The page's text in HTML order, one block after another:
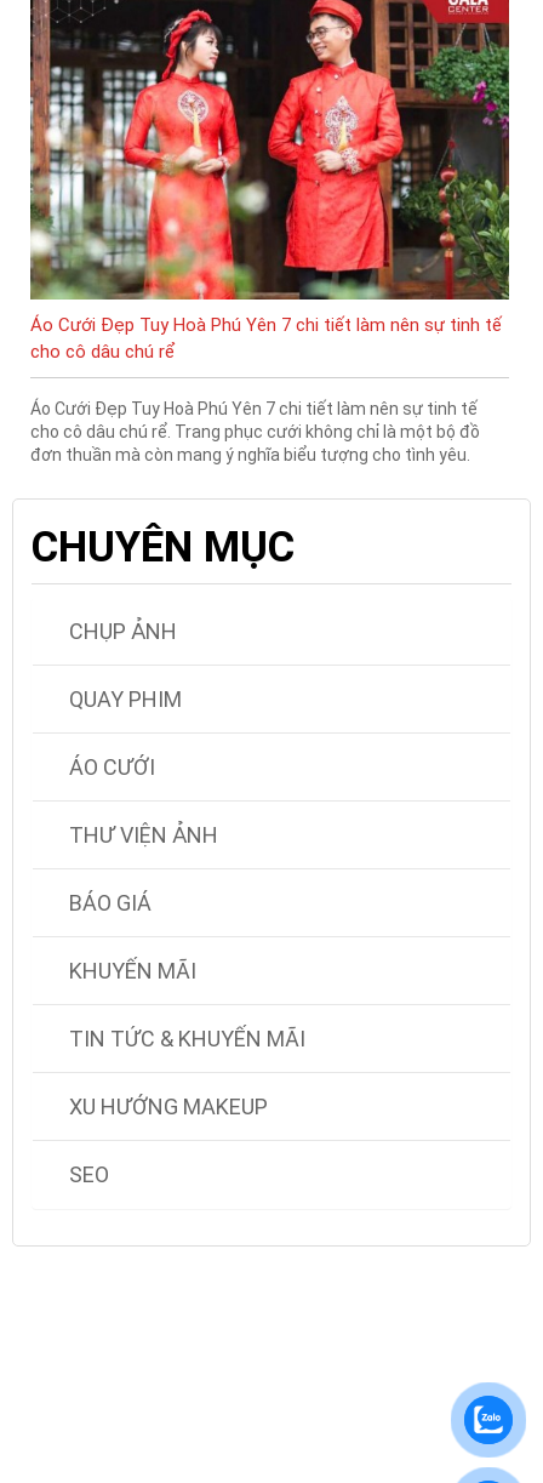
Áo Cưới Đẹp Tuy Hoà Phú Yên 7 chi tiết làm nên sự tinh tế
cho cô dâu chú rể
Áo Cưới Đẹp Tuy Hoà Phú Yên 7 chi tiết làm nên sự tinh tế
cho cô dâu chú rể. Trang phục cưới không chỉ là một bộ đồ
đơn thuần mà còn mang ý nghĩa biểu tượng cho tình yêu.
CHUYÊN MỤC
CHỤP ẢNH
QUAY PHIM
ÁO CƯỚI
THƯ VIỆN ẢNH
BÁO GIÁ
KHUYẾN MÃI
TIN TỨC & KHUYẾN MÃI
XU HƯỚNG MAKEUP
SEO